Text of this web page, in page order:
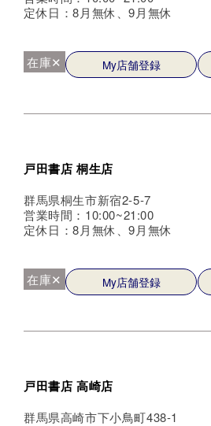
定休日：8月無休、9月無休
在庫✕ My店舗登録
戸田書店 桐生店
群馬県桐生市新宿2-5-7
営業時間：10:00~21:00
定休日：8月無休、9月無休
在庫✕ My店舗登録
戸田書店 高崎店
群馬県高崎市下小鳥町438-1